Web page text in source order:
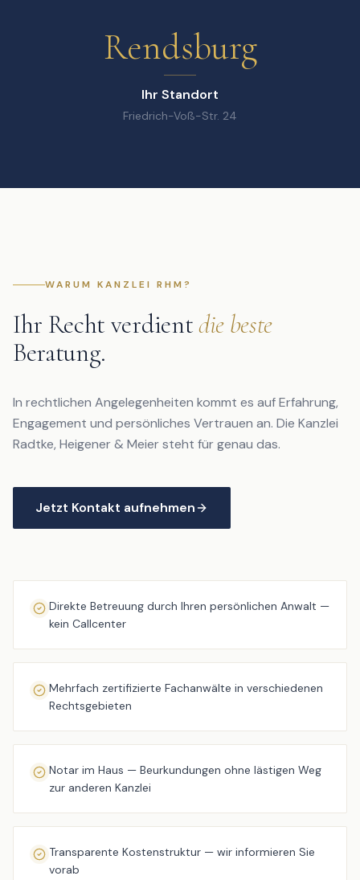
Rendsburg
Ihr Standort
Friedrich-Voß-Str. 24
WARUM KANZLEI RHM?
Ihr Recht verdientdie beste
Beratung.
In rechtlichen Angelegenheiten kommt es auf Erfahrung,
Engagement und persönliches Vertrauen an. Die Kanzlei
Radtke, Heigener & Meier steht für genau das.
Jetzt Kontakt aufnehmen
Direkte Betreuung durch Ihren persönlichen Anwalt —
kein Callcenter
Mehrfach zertifizierte Fachanwälte in verschiedenen
Rechtsgebieten
Notar im Haus — Beurkundungen ohne lästigen Weg
zur anderen Kanzlei
Transparente Kostenstruktur — wir informieren Sie
vorab